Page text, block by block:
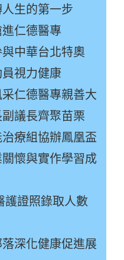
生的第一步
仁德醫專
中華台北特奧
視力健康
仁德醫專親善大
議長齊聚苗栗
療組協辦鳳凰盃
懷與實作學習成
護證照錄取人數
深化健康促進展